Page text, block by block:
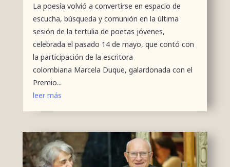
La poesía volvió a convertirse en espacio de
escucha, búsqueda y comunión en la última
sesión de la tertulia de poetas jóvenes,
celebrada el pasado 14 de mayo, que contó con
la participación de la escritora
colombiana Marcela Duque, galardonada con el
Premio...
leer más